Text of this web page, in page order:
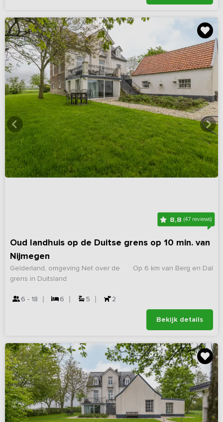
8,8 (47 reviews)
Oud landhuis op de Duitse grens op 10 min. van
Nijmegen
Op 6 km van Berg en Dal
Gelderland, omgeving Net over de
grens in Duitsland
6 - 18 6 5 2
Bekijk details